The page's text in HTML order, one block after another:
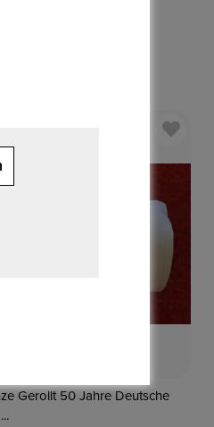
Gerollt 50 Jahre Deutsche